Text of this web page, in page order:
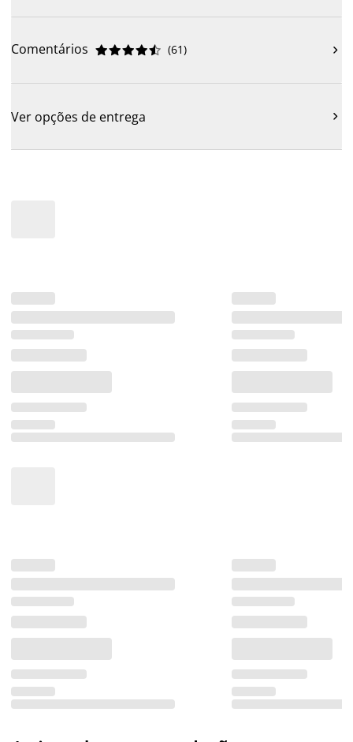
Comentários 




 (61) 
Ver opções de entrega 